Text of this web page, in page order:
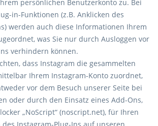
persönlichen Benutzerkonto zu. Bei
in-Funktionen (z.B. Anklicken des
werden auch diese Informationen Ihrem
was Sie nur durch Ausloggen vor
verhindern können.
dass Instagram die gesammelten
Ihrem Instagram-Konto zuordnet,
vor dem Besuch unserer Seite bei
oder durch den Einsatz eines Add-Ons,
„NoScript“ (noscript.net), für Ihren